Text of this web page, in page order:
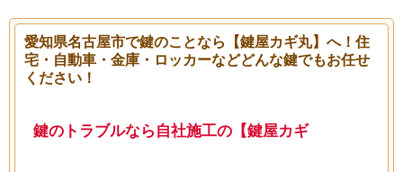
愛知県名古屋市で鍵のことなら【鍵屋カギ丸】へ！住
宅・自動車・金庫・ロッカーなどどんな鍵でもお任せ
ください！
鍵のトラブルなら自社施工の【鍵屋カギ